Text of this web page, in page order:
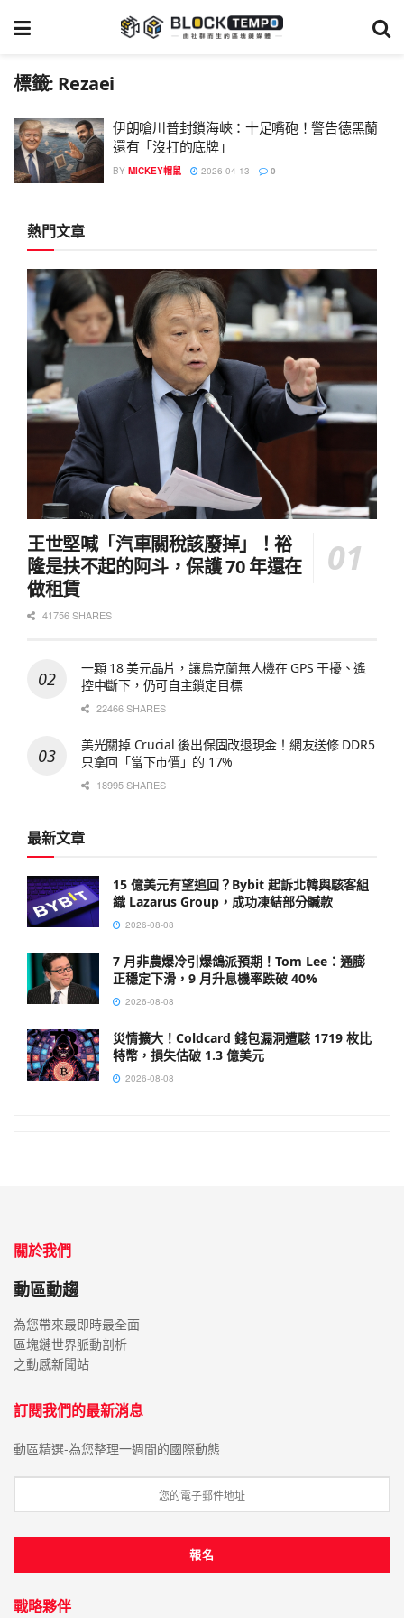
標籤: Rezaei
伊朗嗆川普封鎖海峽：十足嘴砲！警告德黑蘭
還有「沒打的底牌」
BY MICKEY帽鼠 2026-04-13 0
熱門文章
王世堅喊「汽車關稅該廢掉」！裕
隆是扶不起的阿斗，保護 70 年還在
做租賃
41756 SHARES
一顆 18 美元晶片，讓烏克蘭無人機在 GPS 干擾、遙
控中斷下，仍可自主鎖定目標
22466 SHARES
美光關掉 Crucial 後出保固改退現金！網友送修 DDR5
只拿回「當下市價」的 17%
18995 SHARES
最新文章
15 億美元有望追回？Bybit 起訴北韓與駭客組
織 Lazarus Group，成功凍結部分贓款
2026-08-08
7 月非農爆冷引爆鴿派預期！Tom Lee：通膨
正穩定下滑，9 月升息機率跌破 40%
2026-08-08
災情擴大！Coldcard 錢包漏洞遭駭 1719 枚比
特幣，損失估破 1.3 億美元
2026-08-08
關於我們
動區動趨
為您帶來最即時最全面
區塊鏈世界脈動剖析
之動感新聞站
訂閱我們的最新消息
動區精選-為您整理一週間的國際動態
戰略夥伴